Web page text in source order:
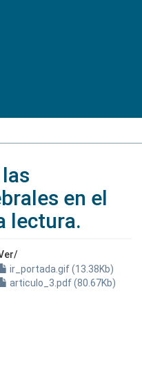
en el
lectura.
ir_portada.gif (13.38Kb)
articulo_3.pdf (80.67Kb)